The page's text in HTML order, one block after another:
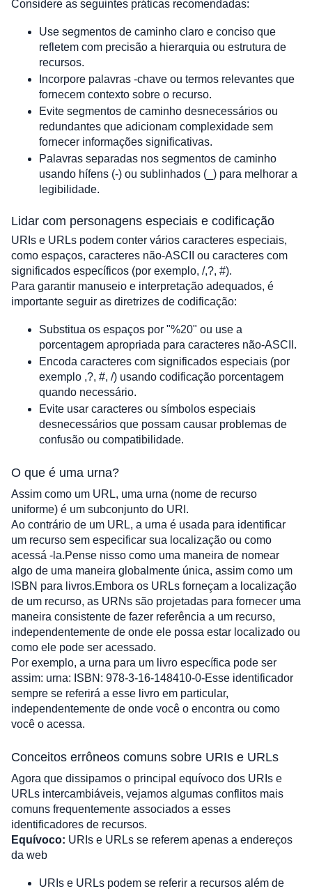
Considere as seguintes práticas recomendadas:
Use segmentos de caminho claro e conciso que
refletem com precisão a hierarquia ou estrutura de
recursos.
Incorpore palavras -chave ou termos relevantes que
fornecem contexto sobre o recurso.
Evite segmentos de caminho desnecessários ou
redundantes que adicionam complexidade sem
fornecer informações significativas.
Palavras separadas nos segmentos de caminho
usando hífens (-) ou sublinhados (_) para melhorar a
legibilidade.
Lidar com personagens especiais e codificação
URIs e URLs podem conter vários caracteres especiais,
como espaços, caracteres não-ASCII ou caracteres com
significados específicos (por exemplo, /,?, #).
Para garantir manuseio e interpretação adequados, é
importante seguir as diretrizes de codificação:
Substitua os espaços por "%20" ou use a
porcentagem apropriada para caracteres não-ASCII.
Encoda caracteres com significados especiais (por
exemplo ,?, #, /) usando codificação porcentagem
quando necessário.
Evite usar caracteres ou símbolos especiais
desnecessários que possam causar problemas de
confusão ou compatibilidade.
O que é uma urna?
Assim como um URL, uma urna (nome de recurso
uniforme) é um subconjunto do URI.
Ao contrário de um URL, a urna é usada para identificar
um recurso sem especificar sua localização ou como
acessá -la.Pense nisso como uma maneira de nomear
algo de uma maneira globalmente única, assim como um
ISBN para livros.Embora os URLs forneçam a localização
de um recurso, as URNs são projetadas para fornecer uma
maneira consistente de fazer referência a um recurso,
independentemente de onde ele possa estar localizado ou
como ele pode ser acessado.
Por exemplo, a urna para um livro específica pode ser
assim: urna: ISBN: 978-3-16-148410-0-Esse identificador
sempre se referirá a esse livro em particular,
independentemente de onde você o encontra ou como
você o acessa.
Conceitos errôneos comuns sobre URIs e URLs
Agora que dissipamos o principal equívoco dos URIs e
URLs intercambiáveis, vejamos algumas conflitos mais
comuns frequentemente associados a esses
identificadores de recursos.
Equívoco: URIs e URLs se referem apenas a endereços
da web
URIs e URLs podem se referir a recursos além de